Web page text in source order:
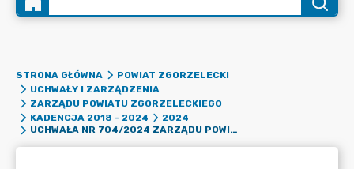
STRONA GŁÓWNA
POWIAT ZGORZELECKI
UCHWAŁY I ZARZĄDZENIA
ZARZĄDU POWIATU ZGORZELECKIEGO
KADENCJA 2018 - 2024
2024
UCHWAŁA NR 704/2024 ZARZĄDU POWIATU ZGORZELECKIEGO Z DNIA 23 KWIETNIA 2024 R. W SPRAWIE ZMIAN W BUDŻECIE POWIATU ZGORZELECKIEGO NA ROK 2024